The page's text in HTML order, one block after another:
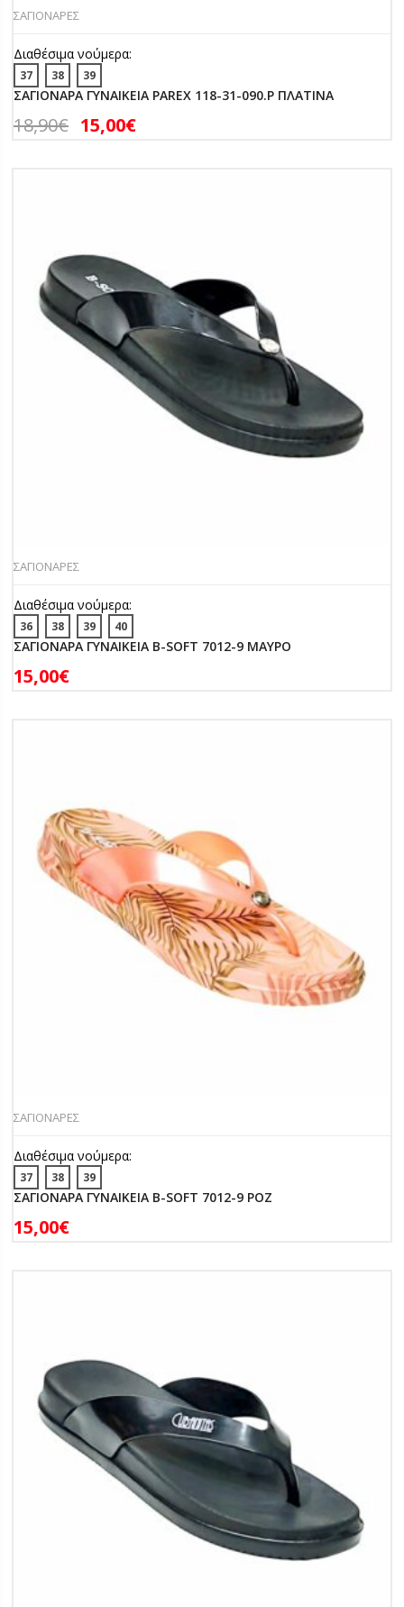
ΣΑΓΙΟΝΑΡΕΣ
Διαθέσιμα νούμερα:
37 38 39
ΣΑΓΙΟΝΑΡΑ ΓΥΝΑΙΚΕΙΑ PAREX 118-31-090.P ΠΛΑΤΙΝΑ
18,90€ 15,00€
ΣΑΓΙΟΝΑΡΕΣ
Διαθέσιμα νούμερα:
36 38 39 40
ΣΑΓΙΟΝΑΡΑ ΓΥΝΑΙΚΕΙΑ B-SOFT 7012-9 ΜΑΥΡΟ
15,00€
ΣΑΓΙΟΝΑΡΕΣ
Διαθέσιμα νούμερα:
37 38 39
ΣΑΓΙΟΝΑΡΑ ΓΥΝΑΙΚΕΙΑ B-SOFT 7012-9 ΡΟΖ
15,00€